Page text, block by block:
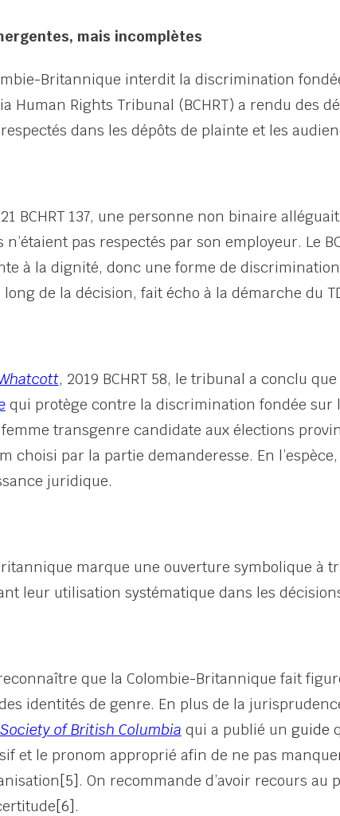
mais incomplètes
Britannique interdit la discrimination
Human Rights Tribunal (BCHRT) a rendu des
dans les dépôts de plainte et les
BCHRT 137, une personne non binaire
pas respectés par son employeur. Le
à la dignité, donc une forme de discrimination
de la décision, fait écho à la démarche du
, 2019 BCHRT 58, le tribunal a conclu
qui protège contre la discrimination fondée sur
transgenre candidate aux élections
choisi par la partie demanderesse. En
juridique.
marque une ouverture symbolique à
leur utilisation systématique dans les
que la Colombie-Britannique fait
identités de genre. En plus de la
of British Columbia qui a publié un guide
et le pronom approprié afin de ne pas
[5]. On recommande d’avoir recours au
[6].